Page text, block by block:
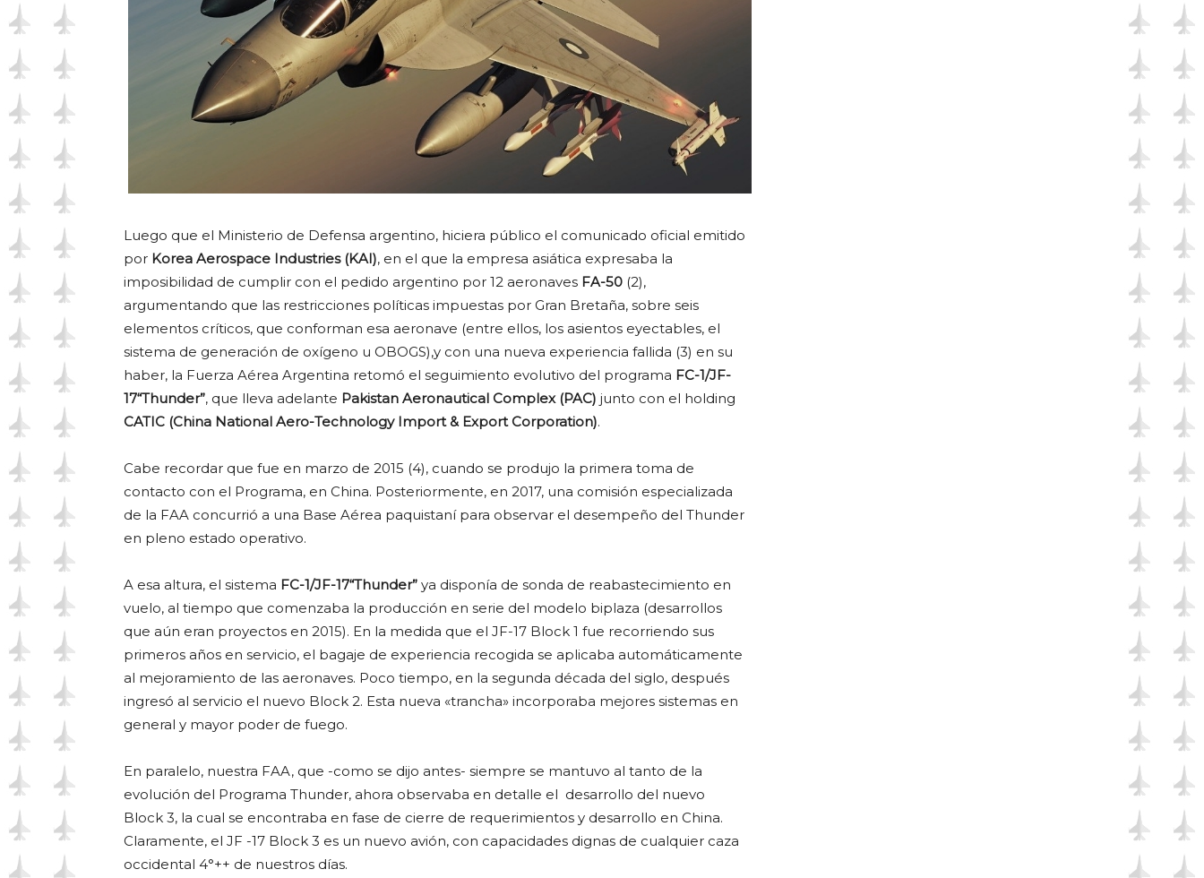
Luego que el Ministerio de Defensa argentino, hiciera público el comunicado oficial emitido
por Korea Aerospace Industries (KAI), en el que la empresa asiática expresaba la
imposibilidad de cumplir con el pedido argentino por 12 aeronaves FA-50 (2),
argumentando que las restricciones políticas impuestas por Gran Bretaña, sobre seis
elementos críticos, que conforman esa aeronave (entre ellos, los asientos eyectables, el
sistema de generación de oxígeno u OBOGS),y con una nueva experiencia fallida (3) en su
haber, la Fuerza Aérea Argentina retomó el seguimiento evolutivo del programa FC-1/JF-
17“Thunder”, que lleva adelante Pakistan Aeronautical Complex (PAC) junto con el holding
CATIC (China National Aero-Technology Import & Export Corporation).
Cabe recordar que fue en marzo de 2015 (4), cuando se produjo la primera toma de
contacto con el Programa, en China. Posteriormente, en 2017, una comisión especializada
de la FAA concurrió a una Base Aérea paquistaní para observar el desempeño del Thunder
en pleno estado operativo.
A esa altura, el sistema FC-1/JF-17“Thunder” ya disponía de sonda de reabastecimiento en
vuelo, al tiempo que comenzaba la producción en serie del modelo biplaza (desarrollos
que aún eran proyectos en 2015). En la medida que el JF-17 Block 1 fue recorriendo sus
primeros años en servicio, el bagaje de experiencia recogida se aplicaba automáticamente
al mejoramiento de las aeronaves. Poco tiempo, en la segunda década del siglo, después
ingresó al servicio el nuevo Block 2. Esta nueva «trancha» incorporaba mejores sistemas en
general y mayor poder de fuego.
En paralelo, nuestra FAA, que -como se dijo antes- siempre se mantuvo al tanto de la
evolución del Programa Thunder, ahora observaba en detalle el desarrollo del nuevo
Block 3, la cual se encontraba en fase de cierre de requerimientos y desarrollo en China.
Claramente, el JF -17 Block 3 es un nuevo avión, con capacidades dignas de cualquier caza
occidental 4°++ de nuestros días.